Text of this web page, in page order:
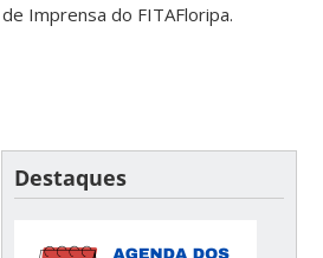
Imprensa do FITAFloripa.
Destaques